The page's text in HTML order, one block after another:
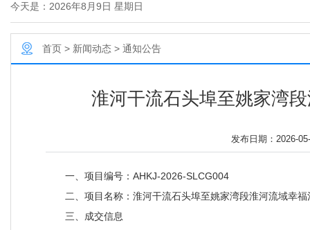
今天是：2026年8月9日 星期日
首页 > 新闻动态 > 通知公告
淮河干流石头埠至姚家湾
发布日期：2026-
一、项目编号：AHKJ-2026-SLCG004
二、项目名称：淮河干流石头埠至姚家湾段淮河流域幸
三、成交信息